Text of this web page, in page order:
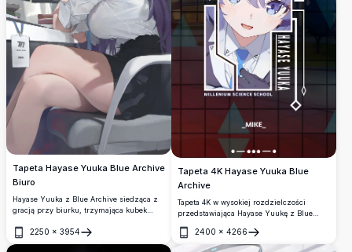
Tapeta Hayase Yuuka Blue Archive
Biuro
Hayase Yuuka z Blue Archive siedząca z
gracją przy biurku, trzymająca kubek
twintaile, ciemną aureolę i białą bluzkę w
oszałamiającym stylu anime w
2250 × 3954
Otwórz
Tapeta 4K Hayase Yuuka Blue
Archive
Tapeta 4K w wysokiej rozdzielczości
przedstawiająca Hayase Yuukę z Blue
Archive, uczennicę Millenium Science
School z fioletowymi włosami i niebieskimi
oczami, prezentująca zachwycającą
2400 × 4266
Otwórz